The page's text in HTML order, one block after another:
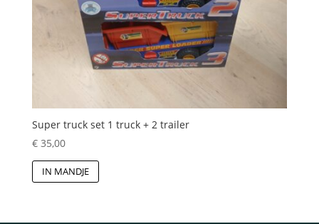
Super truck set 1 truck + 2 trailer
€35,00
IN MANDJE